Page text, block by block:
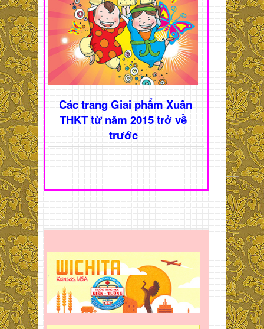
Các trang Giai phẩm Xuân
THKT từ năm 2015 trở về
trước